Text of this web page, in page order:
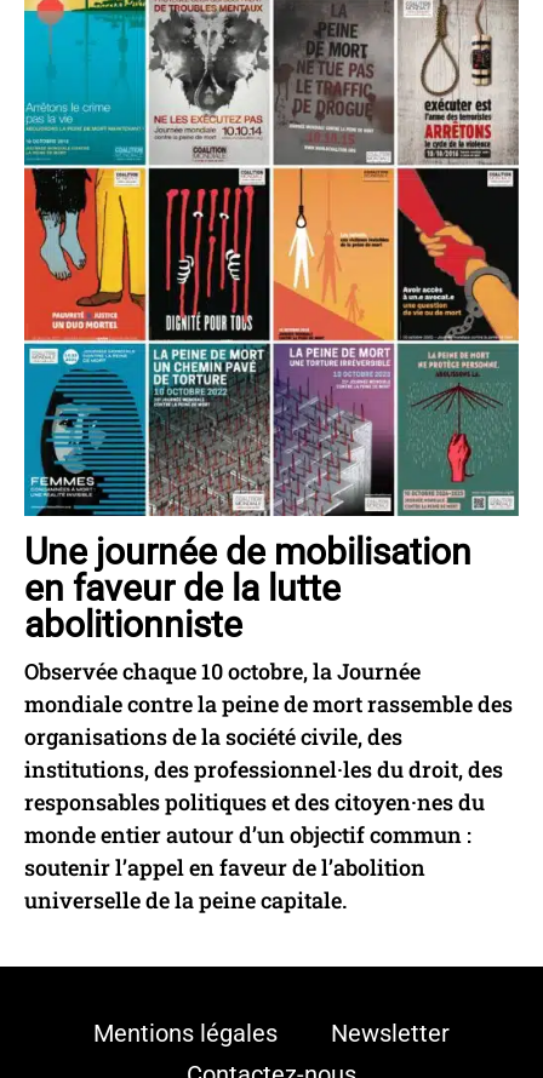
Une journée de mobilisation
en faveur de la lutte
abolitionniste
Observée chaque 10 octobre, la Journée
mondiale contre la peine de mort rassemble des
organisations de la société civile, des
institutions, des professionnel·les du droit, des
responsables politiques et des citoyen·nes du
monde entier autour d’un objectif commun :
soutenir l’appel en faveur de l’abolition
universelle de la peine capitale.
Mentions légales
Newsletter